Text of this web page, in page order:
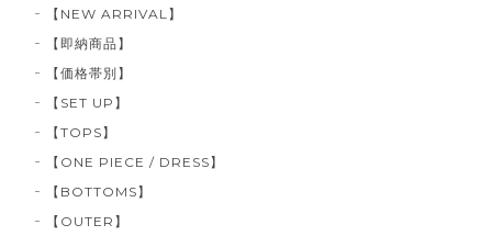
【NEW ARRIVAL】
【即納商品】
【価格帯別】
【SET UP】
【TOPS】
【ONE PIECE / DRESS】
【BOTTOMS】
【OUTER】